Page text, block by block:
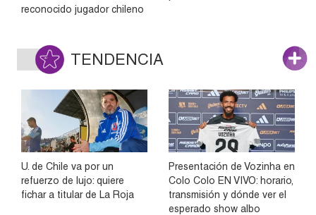
reconocido jugador chileno
TENDENCIA
U. de Chile va por un
refuerzo de lujo: quiere
fichar a titular de La Roja
Presentación de Vozinha en
Colo Colo EN VIVO: horario,
transmisión y dónde ver el
esperado show albo